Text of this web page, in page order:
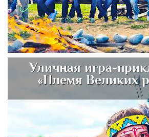
Уличная игра-
«Племя Великих